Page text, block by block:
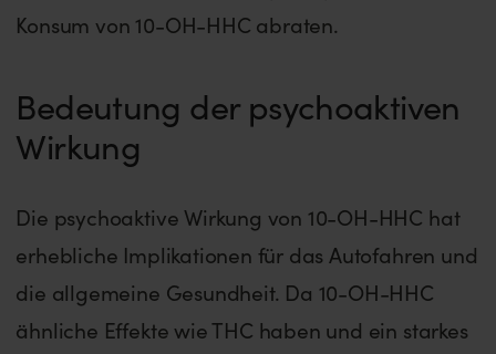
Konsum von 10-OH-HHC abraten.
Bedeutung der psychoaktiven
Wirkung
Die psychoaktive Wirkung von 10-OH-HHC hat
erhebliche Implikationen für das Autofahren und
die allgemeine Gesundheit. Da 10-OH-HHC
ähnliche Effekte wie THC haben und ein starkes